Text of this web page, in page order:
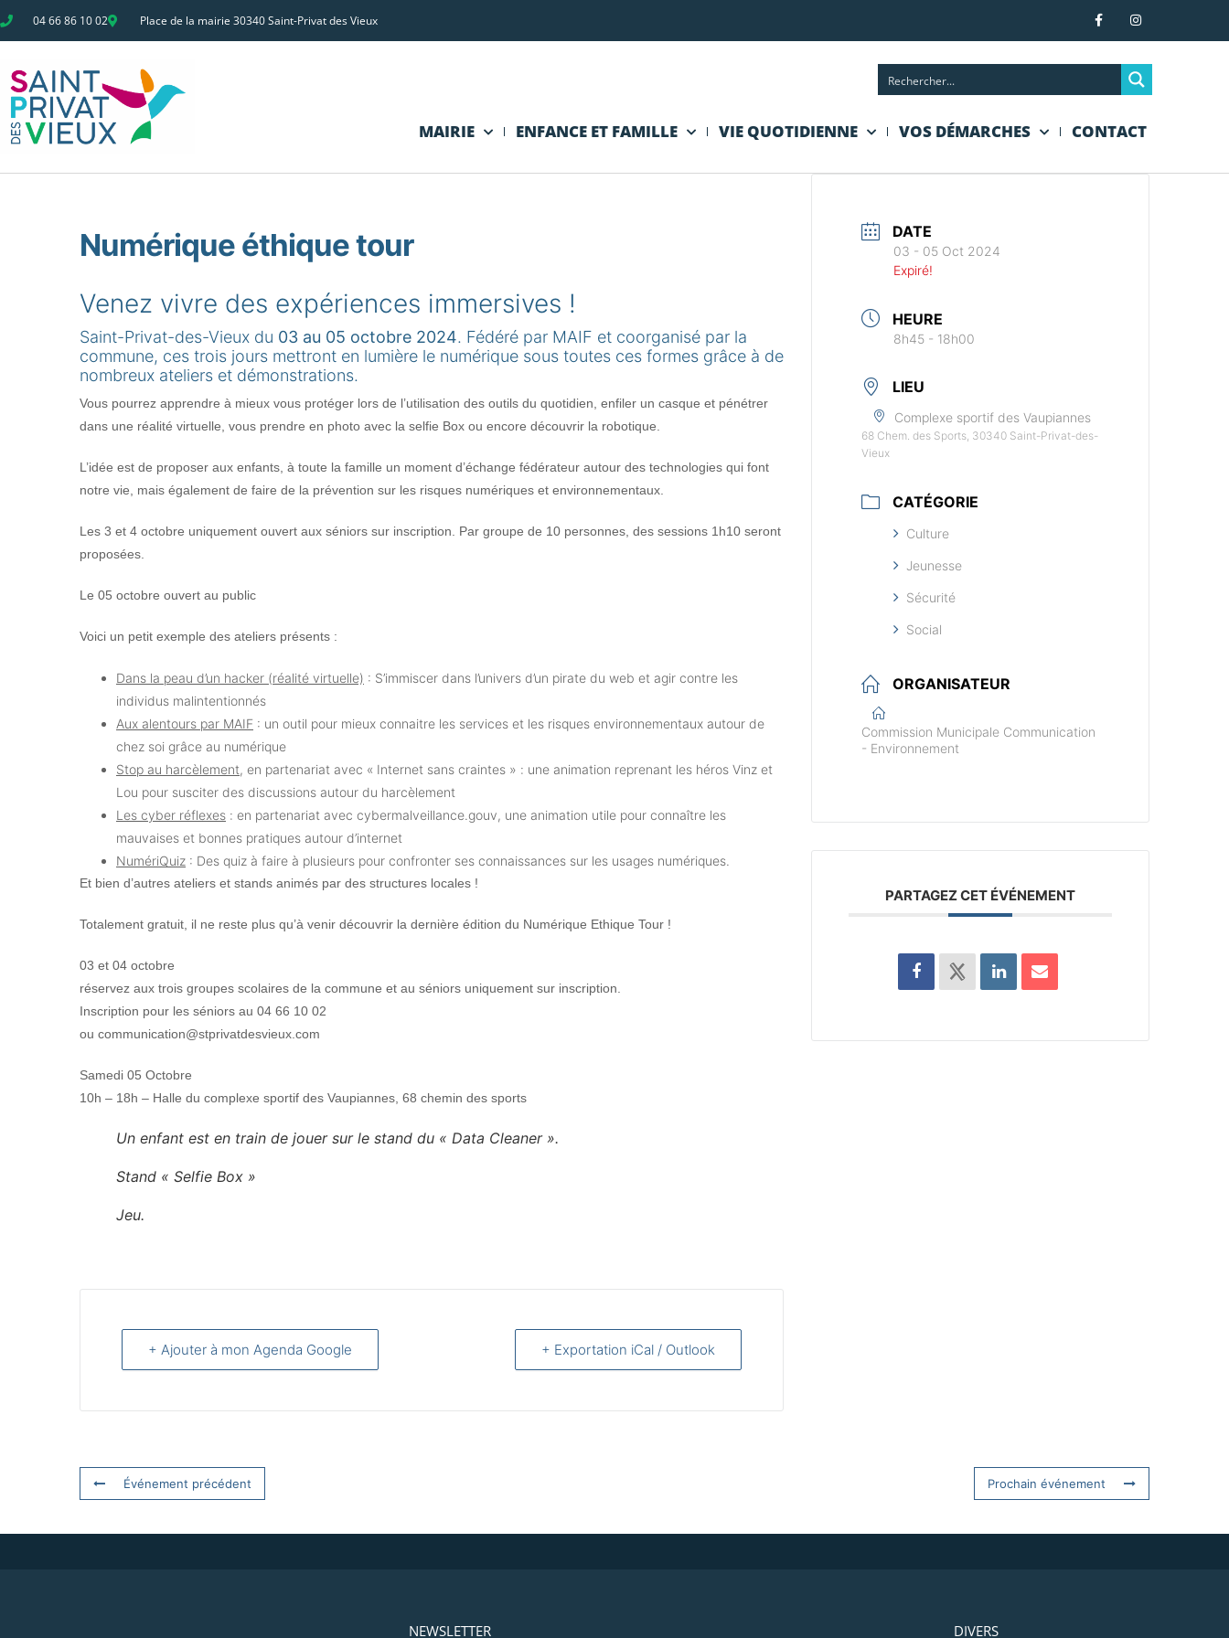
04 66 86 10 02 Place de la mairie 30340 Saint-Privat des Vieux
MAIRIE ENFANCE ET FAMILLE VIE QUOTIDIENNE VOS DÉMARCHES CONTACT
Numérique éthique tour
Venez vivre des expériences immersives !
Saint-Privat-des-Vieux du 03 au 05 octobre 2024. Fédéré par MAIF et coorganisé par la
commune, ces trois jours mettront en lumière le numérique sous toutes ces formes grâce à de
nombreux ateliers et démonstrations.
Vous pourrez apprendre à mieux vous protéger lors de l’utilisation des outils du quotidien, enfiler un casque et pénétrer
dans une réalité virtuelle, vous prendre en photo avec la selfie Box ou encore découvrir la robotique.
L’idée est de proposer aux enfants, à toute la famille un moment d’échange fédérateur autour des technologies qui font
notre vie, mais également de faire de la prévention sur les risques numériques et environnementaux.
Les 3 et 4 octobre uniquement ouvert aux séniors sur inscription. Par groupe de 10 personnes, des sessions 1h10 seront
proposées.
Le 05 octobre ouvert au public
Voici un petit exemple des ateliers présents :
Dans la peau d’un hacker (réalité virtuelle) : S’immiscer dans l’univers d’un pirate du web et agir contre les
individus malintentionnés
Aux alentours par MAIF : un outil pour mieux connaitre les services et les risques environnementaux autour de
chez soi grâce au numérique
Stop au harcèlement, en partenariat avec « Internet sans craintes » : une animation reprenant les héros Vinz et
Lou pour susciter des discussions autour du harcèlement
Les cyber réflexes : en partenariat avec cybermalveillance.gouv, une animation utile pour connaître les
mauvaises et bonnes pratiques autour d’internet
NumériQuiz : Des quiz à faire à plusieurs pour confronter ses connaissances sur les usages numériques.
Et bien d’autres ateliers et stands animés par des structures locales !
Totalement gratuit, il ne reste plus qu’à venir découvrir la dernière édition du Numérique Ethique Tour !
03 et 04 octobre
réservez aux trois groupes scolaires de la commune et au séniors uniquement sur inscription.
Inscription pour les séniors au 04 66 10 02
ou communication@stprivatdesvieux.com
Samedi 05 Octobre
10h – 18h – Halle du complexe sportif des Vaupiannes, 68 chemin des sports
Un enfant est en train de jouer sur le stand du « Data Cleaner ».
Stand « Selfie Box »
Jeu.
+ Ajouter à mon Agenda Google + Exportation iCal / Outlook
DATE
03 - 05 Oct 2024
Expiré!
HEURE
8h45 - 18h00
LIEU
Complexe sportif des Vaupiannes
68 Chem. des Sports, 30340 Saint-Privat-des-
Vieux
CATÉGORIE
Culture
Jeunesse
Sécurité
Social
ORGANISATEUR
Commission Municipale Communication
- Environnement
PARTAGEZ CET ÉVÉNEMENT
Événement précédent Prochain événement
NEWSLETTER DIVERS